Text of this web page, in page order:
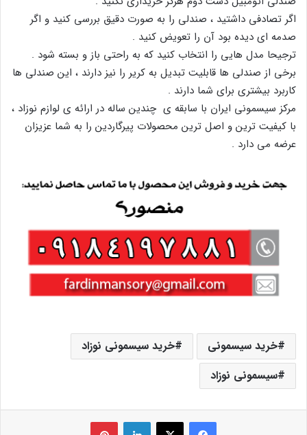
اگر تصادفی داشتید ، صندلی را به صورت دقیق بررسی کنید و اگر
صدمه ای دیده بود آن را تعویض کنید .
ترجیحا مدل هایی را انتخاب کنید که به راحتی باز و بسته شود .
برخی از صندلی ها قابلیت تبدیل به کریر را نیز دارند ، این صندلی ها
کاربرد بیشتری برای شما دارند .
مرکز سیسمونی ایران با سابقه ی چندین ساله در ارائه ی لوازم نوزاد ،
با کیفیت ترین و اصل ترین محصولات پیرگاردین را به شما عزیزان
عرضه می دارد .
خرید سیسمونی
خرید سیسمونی نوزاد
سیسمونی نوزاد
فیس بوک X لینکدین ‫پین‌ترست